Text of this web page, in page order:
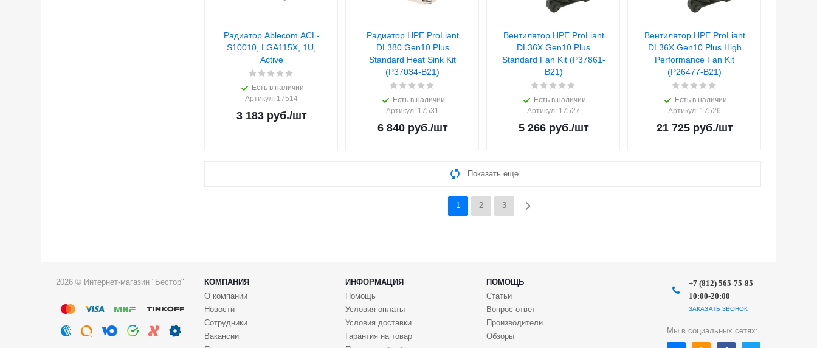
Радиатор Ablecom ACL-
S10010, LGA115X, 1U,
Active
Есть в наличии
Артикул: 17514
3 183руб./шт
Радиатор HPE ProLiant
DL380 Gen10 Plus
Standard Heat Sink Kit
(P37034-B21)
Есть в наличии
Артикул: 17531
6 840руб./шт
Вентилятор HPE ProLiant
DL36X Gen10 Plus
Standard Fan Kit (P37861-
B21)
Есть в наличии
Артикул: 17527
5 266руб./шт
Вентилятор HPE ProLiant
DL36X Gen10 Plus High
Performance Fan Kit
(P26477-B21)
Есть в наличии
Артикул: 17526
21 725руб./шт
Показать еще
1 2 3
2026 © Интернет-магазин "Бестор" КОМПАНИЯ ИНФОРМАЦИЯ
ПОМОЩЬ
О компании
Новости
Сотрудники
Вакансии
Помощь
Условия оплаты
Условия доставки
Гарантия на товар
Статьи
Вопрос-ответ
Производители
Обзоры
+7 (812) 565-75-85
10:00-20:00
ЗАКАЗАТЬ ЗВОНОК
Мы в социальных сетях: